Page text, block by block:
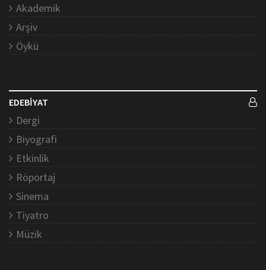
Akademik
Arşiv
Öykü
EDEBİYAT
Dergi
Biyografi
Etkinlik
Röportaj
Sinema
Tiyatro
Müzik